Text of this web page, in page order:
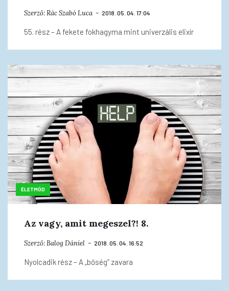
Szerző:Rác Szabó Luca 2018. 05. 04. 17:04
55. rész – A fekete fokhagyma mint univerzális elixír
ÉLETMÓD
Az vagy, amit megeszel?! 8.
Szerző:Balog Dániel 2018. 05. 04. 16:52
Nyolcadik rész – A „bőség” zavara